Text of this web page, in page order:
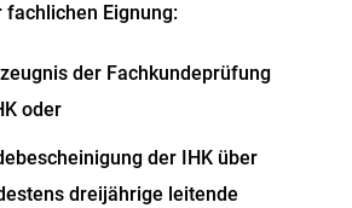
fachlichen Eignung:
der Fachkundeprüfung
oder
der IHK über
dreijährige leitende